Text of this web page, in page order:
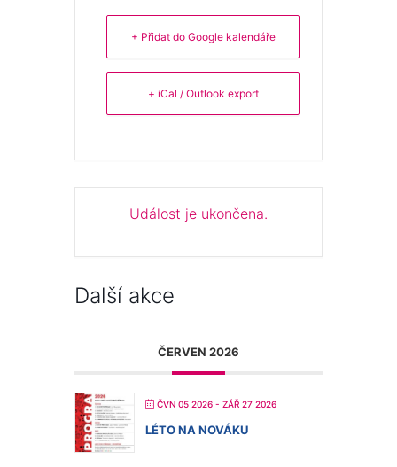
+ Přidat do Google kalendáře
+ iCal / Outlook export
Událost je ukončena.
Další akce
ČERVEN 2026
ČVN 05 2026 - ZÁŘ 27 2026
LÉTO NA NOVÁKU